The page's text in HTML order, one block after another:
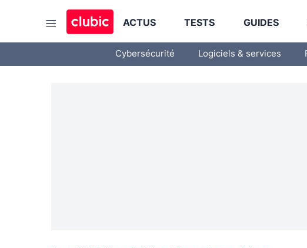
ACTUS TESTS GUIDES
Cybersécurité Logiciels & services